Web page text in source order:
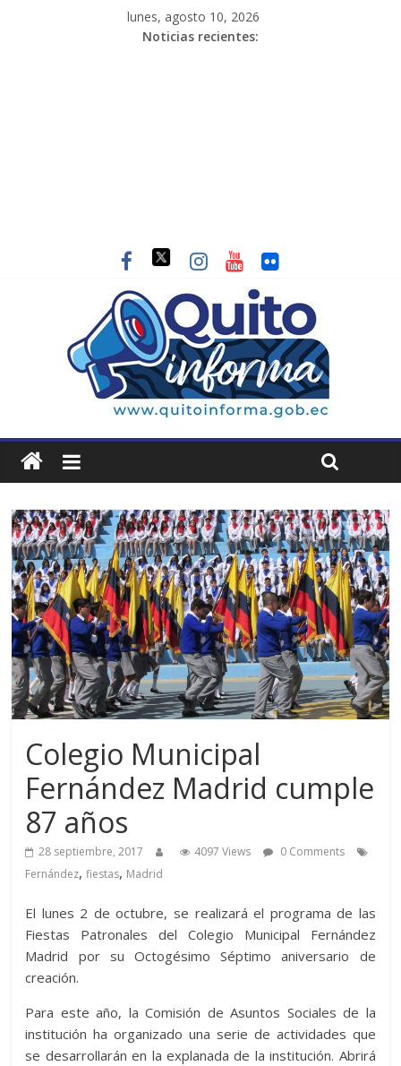
lunes, agosto 10, 2026
Noticias recientes:
Colegio Municipal
Fernández Madrid cumple
87 años
28 septiembre, 2017 4097 Views
0 Comments
Fernández,fiestas, Madrid
El lunes 2 de octubre, se realizará el programa de las
Fiestas Patronales del Colegio Municipal Fernández
Madrid por su Octogésimo Séptimo aniversario de
creación.
Para este año, la Comisión de Asuntos Sociales de la
institución ha organizado una serie de actividades que
se desarrollarán en la explanada de la institución. Abrirá